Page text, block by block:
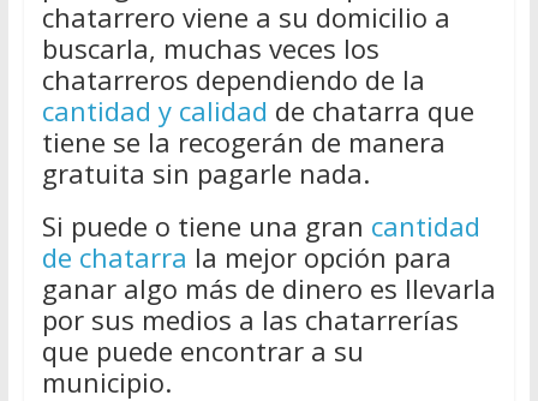
chatarrero viene a su domicilio a
buscarla, muchas veces los
chatarreros dependiendo de la
cantidad y calidad de chatarra que
tiene se la recogerán de manera
gratuita sin pagarle nada.
Si puede o tiene una gran cantidad
de chatarra la mejor opción para
ganar algo más de dinero es llevarla
por sus medios a las chatarrerías
que puede encontrar a su
municipio.